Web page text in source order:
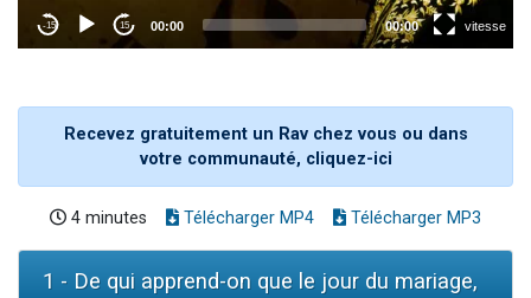
Recevez gratuitement un Rav chez vous ou dans
votre communauté, cliquez-ici
4 minutes Télécharger MP4 Télécharger MP3
1 - De qui apprend-on que le jour du mariage,